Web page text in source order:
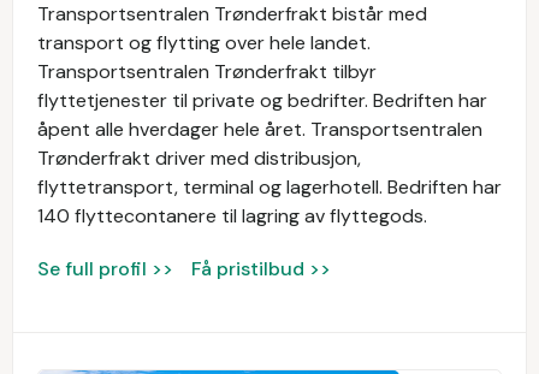
Transportsentralen Trønderfrakt bistår med
transport og flytting over hele landet.
Transportsentralen Trønderfrakt tilbyr
flyttetjenester til private og bedrifter. Bedriften har
åpent alle hverdager hele året. Transportsentralen
Trønderfrakt driver med distribusjon,
flyttetransport, terminal og lagerhotell. Bedriften har
140 flyttecontanere til lagring av flyttegods.
Se full profil >> Få pristilbud >>